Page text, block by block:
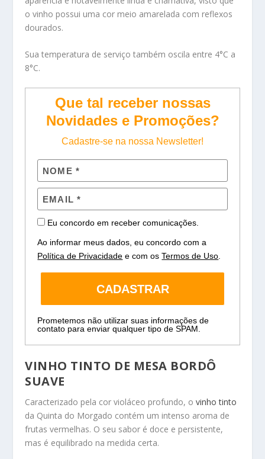
o vinho possui uma cor meio amarelada com reflexos
dourados.
Sua temperatura de serviço também oscila entre 4°C a
8°C.
Que tal receber nossas
Novidades e Promoções?
Cadastre-se na nossa Newsletter!
Eu concordo em receber comunicações.
Ao informar meus dados, eu concordo com a
Política de Privacidade e com osTermos de Uso.
CADASTRAR
Prometemos não utilizar suas informações de
contato para enviar qualquer tipo de SPAM.
VINHO TINTO DE MESA BORDÔ
SUAVE
Caracterizado pela cor violáceo profundo, ovinho tinto
da Quinta do Morgado contém um intenso aroma de
frutas vermelhas. O seu sabor é doce e persistente,
mas é equilibrado na medida certa.